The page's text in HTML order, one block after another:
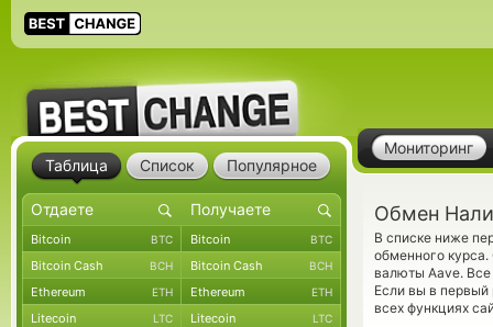
Мониторинг
Обмен
В списке ниже
обменного
валюты Aave.
Если вы в первый
всех функциях
Таблица Список Популярное
Bitcoin BTC Bitcoin BTC
Bitcoin Cash BCH Bitcoin Cash BCH
Ethereum ETH Ethereum ETH
Litecoin LTC Litecoin LTC